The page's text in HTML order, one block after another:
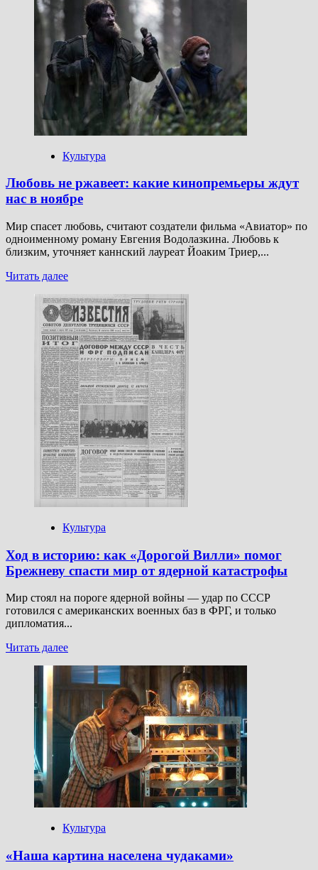
паром
плывет:
российский
«Жизнь
как
подлинная
история
Культура
Любовь не ржавеет: какие кинопремьеры ждут
нас в ноябре
Мир спасет любовь, считают создатели фильма «Авиатор» по
одноименному роману Евгения Водолазкина. Любовь к
близким, уточняет каннский лауреат Йоаким Триер,...
Читать далееПрочитать
о
Любовь
не ржавеет:
какие
кинопремьеры
ждут
нас
в ноябре
Культура
Ход в историю: как «Дорогой Вилли» помог
Брежневу спасти мир от ядерной катастрофы
Мир стоял на пороге ядерной войны — удар по СССР
готовился с американских военных баз в ФРГ, и только
дипломатия...
Читать далееПрочитать
о
Ход
историю:
как
«Дорогой
Вилли»
помог
Брежневу
спасти
мир
ядерной
Культура
«Наша картина населена чудаками»